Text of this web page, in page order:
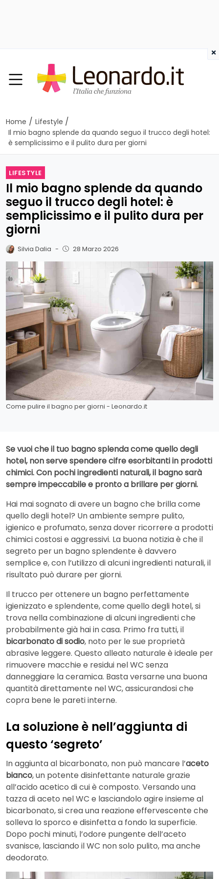
Home / Lifestyle /
Il mio bagno splende da quando seguo il trucco degli hotel:
è semplicissimo e il pulito dura per giorni
LIFESTYLE
Il mio bagno splende da quando
seguo il trucco degli hotel: è
semplicissimo e il pulito dura per
giorni
Silvia Dalia - 28 Marzo 2026
Come pulire il bagno per giorni - Leonardo.it
Se vuoi che il tuo bagno splenda come quello degli
hotel, non serve spendere cifre esorbitanti in prodotti
chimici. Con pochi ingredienti naturali, il bagno sarà
sempre impeccabile e pronto a brillare per giorni.
Hai mai sognato di avere un bagno che brilla come
quello degli hotel? Un ambiente sempre pulito,
igienico e profumato, senza dover ricorrere a prodotti
chimici costosi e aggressivi. La buona notizia è che il
segreto per un bagno splendente è davvero
semplice e, con l’utilizzo di alcuni ingredienti naturali, il
risultato può durare per giorni.
Il trucco per ottenere un bagno perfettamente
igienizzato e splendente, come quello degli hotel, si
trova nella combinazione di alcuni ingredienti che
probabilmente già hai in casa. Primo fra tutti, il
bicarbonato di sodio, noto per le sue proprietà
abrasive leggere. Questo alleato naturale è ideale per
rimuovere macchie e residui nel WC senza
danneggiare la ceramica. Basta versarne una buona
quantità direttamente nel WC, assicurandosi che
copra bene le pareti interne.
La soluzione è nell’aggiunta di
questo ‘segreto’
In aggiunta al bicarbonato, non può mancare l’aceto
bianco, un potente disinfettante naturale grazie
all’acido acetico di cui è composto. Versando una
tazza di aceto nel WC e lasciandolo agire insieme al
bicarbonato, si crea una reazione effervescente che
solleva lo sporco e disinfetta a fondo la superficie.
Dopo pochi minuti, l’odore pungente dell’aceto
svanisce, lasciando il WC non solo pulito, ma anche
deodorato.
×